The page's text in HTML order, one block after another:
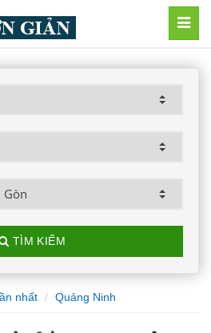
TÌM KIẾM
nhất Quảng Ninh